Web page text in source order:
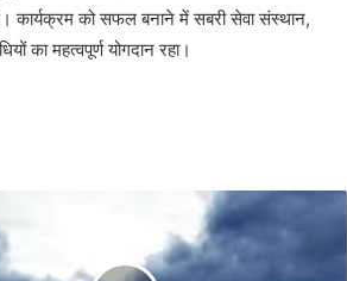
कार्यक्रम को सफल बनाने में सबरी सेवा संस्थान,
का महत्वपूर्ण योगदान रहा।